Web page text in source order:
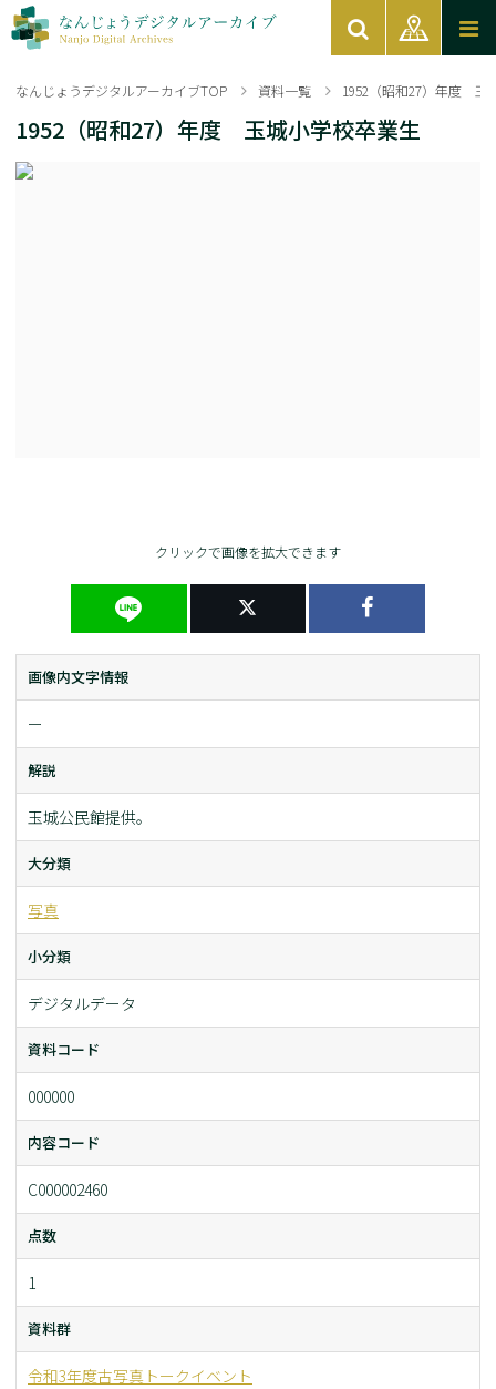
なんじょうデジタルアーカイブTOP 資料一覧 1952（昭和27）年度 玉
1952（昭和27）年度 玉城小学校卒業生
クリックで画像を拡大できます
画像内文字情報
ー
解説
玉城公民館提供。
大分類
写真
小分類
デジタルデータ
資料コード
000000
内容コード
C000002460
点数
1
資料群
令和3年度古写真トークイベント